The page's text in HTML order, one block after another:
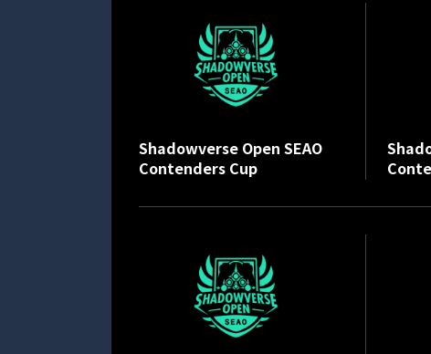
Shadowverse Open SEAO
Contenders Cup